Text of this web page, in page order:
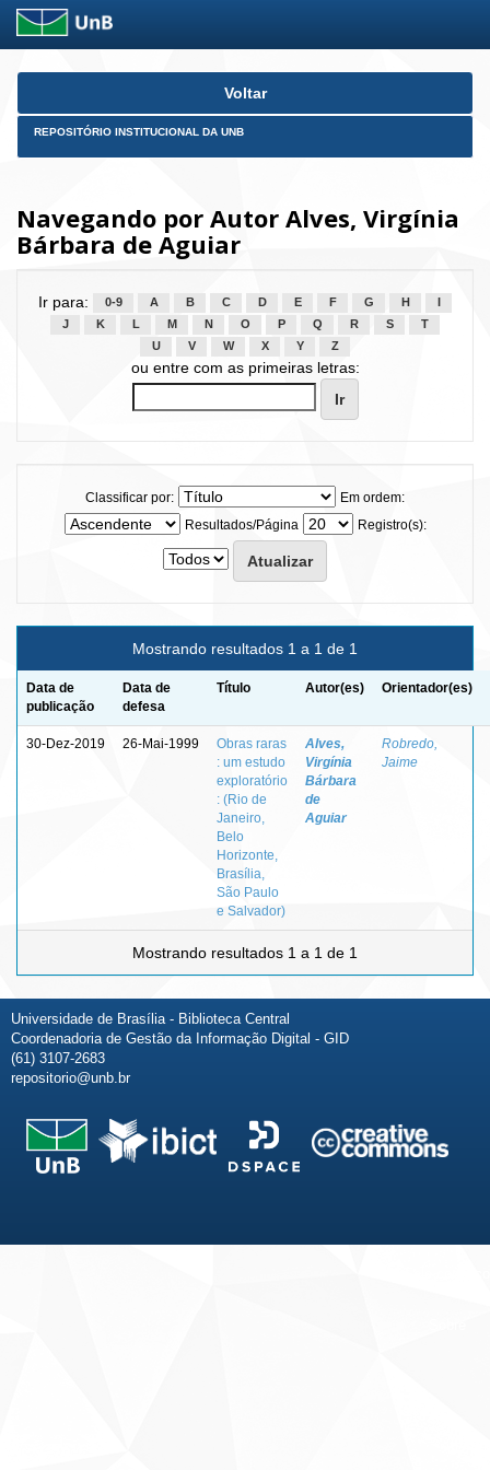
Skip
Voltar
REPOSITÓRIO INSTITUCIONAL DA UNB
Navegando por Autor Alves, Virgínia
Bárbara de Aguiar
Ir para: 0-9 A B C D E F G H
J
K L M N O P Q R S
T
U
V W X Y Z
ou entre com as primeiras letras:
Classificar por:
Em ordem:
Resultados/Página
Registro(s):
Mostrando resultados 1 a 1 de 1
Data de
publicação
Data de
defesa
Título Autor(es) Orientador(es)
30-Dez-2019 26-Mai-1999
Obras raras
: um estudo
exploratório
: (Rio de
Janeiro,
Belo
Horizonte,
Brasília,
São Paulo
e Salvador)
Alves,
Virgínia
Bárbara
de
Aguiar
Robredo,
Jaime
Mostrando resultados 1 a 1 de 1
Universidade de Brasília - Biblioteca Central
Coordenadoria de Gestão da Informação Digital - GID
(61) 3107-2683
repositorio@unb.br